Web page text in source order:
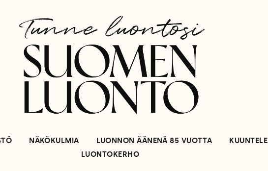
NÄKÖKULMIA LUONNON ÄÄNENÄ 85 VUOTTA KUUNTELE
LUONTOKERHO